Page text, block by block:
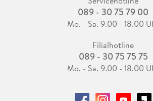
089 - 30 75 79 00
Mo. - Sa. 9.00 - 18.00
Filialhotline
089 - 30 75 75 75
Mo. - Sa. 9.00 - 18.00